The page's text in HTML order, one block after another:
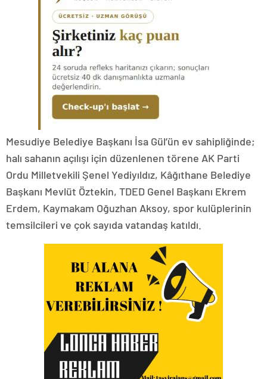
Mesudiye Belediye Başkanı İsa Gül’ün ev sahipliğinde;
halı sahanın açılışı için düzenlenen törene AK Parti
Ordu Milletvekili Şenel Yediyıldız, Kâğıthane Belediye
Başkanı Mevlüt Öztekin, TDED Genel Başkanı Ekrem
Erdem, Kaymakam Oğuzhan Aksoy, spor kulüplerinin
temsilcileri ve çok sayıda vatandaş katıldı.